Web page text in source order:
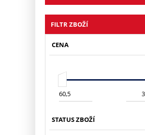
FILTR ZBOŽÍ
CENA
STATUS ZBOŽÍ